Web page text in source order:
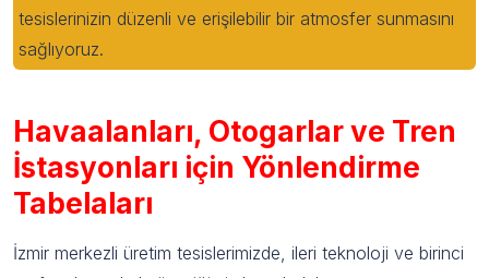
tesislerinizin düzenli ve erişilebilir bir atmosfer sunmasını
sağlıyoruz.
Havaalanları, Otogarlar ve Tren
İstasyonları için Yönlendirme
Tabelaları
İzmir merkezli üretim tesislerimizde, ileri teknoloji ve birinci